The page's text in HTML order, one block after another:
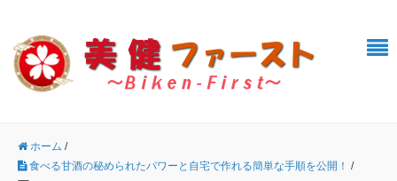
ホーム /
食べる甘酒の秘められたパワーと自宅で作れる簡単な手順を公開！ /